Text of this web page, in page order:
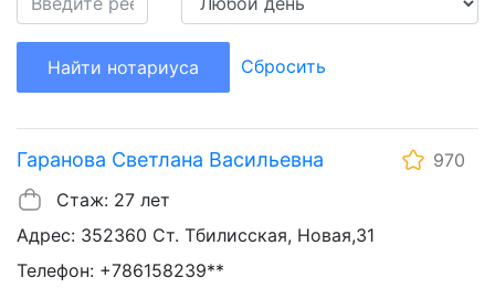
Найти нотариуса Сбросить
Гаранова Светлана Васильевна
970
Стаж: 27 лет
Адрес: 352360 Ст. Тбилисская, Новая,31
Телефон: +786158239**